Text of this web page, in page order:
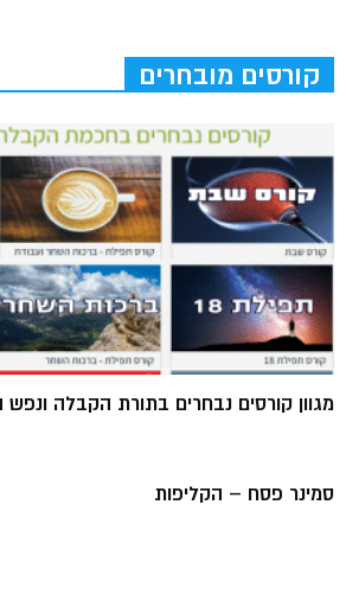
קורסים מובחרים
מגוון קורסים נבחרים בתורת הקבלה
סמינר פסח – הקליפות